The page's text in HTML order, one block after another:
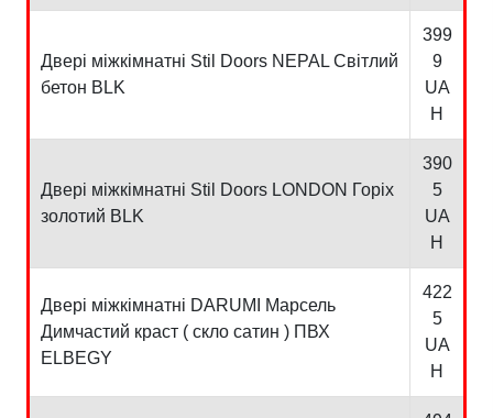
Двері міжкімнатні Stil Doors NEPAL Світлий
бетон BLK
399
9
UA
H
Двері міжкімнатні Stil Doors LONDON Горіх
золотий BLK
390
5
UA
H
Двері міжкімнатні DARUMI Марсель
Димчастий краст ( скло сатин ) ПВХ
ELBEGY
422
5
UA
H